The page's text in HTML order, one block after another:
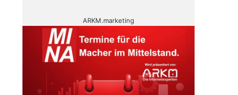
ARKM.marketing